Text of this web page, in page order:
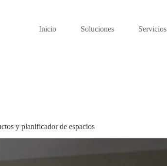
Inicio
Soluciones Servicios
y planificador de espacios